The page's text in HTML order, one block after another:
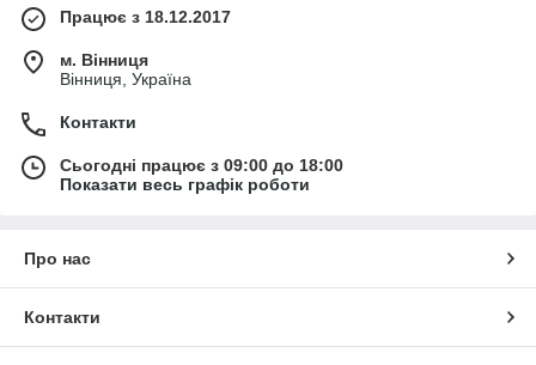
Працює з 18.12.2017
м. Вінниця
Вінниця, Україна
Контакти
Сьогодні працює з 09:00 до 18:00
Показати весь графік роботи
Про нас
Контакти